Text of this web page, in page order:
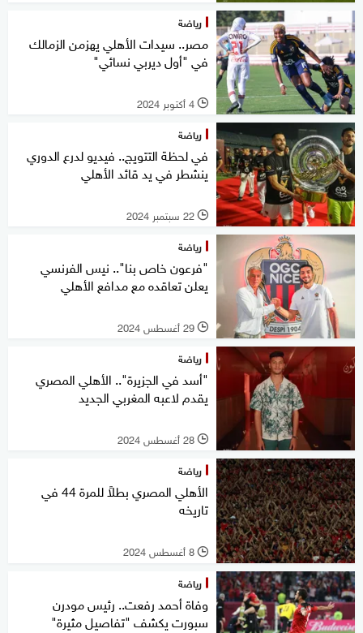
رياضة
مصر.. سيدات الأهلي يهزمن الزمالك
في "أول ديربي نسائي"
l 4 أكتوبر 2024
رياضة
في لحظة التتويج.. فيديو لدرع الدوري
ينشطر في يد قائد الأهلي
l 22 سبتمبر 2024
رياضة
"فرعون خاص بنا".. نيس الفرنسي
يعلن تعاقده مع مدافع الأهلي
l 29 أغسطس 2024
رياضة
"أسد في الجزيرة".. الأهلي المصري
يقدم لاعبه المغربي الجديد
l 28 أغسطس 2024
رياضة
الأهلي المصري بطلاً للمرة 44 في
تاريخه
l 8 أغسطس 2024
رياضة
وفاة أحمد رفعت.. رئيس مودرن
سبورت يكشف "تفاصيل مثيرة"